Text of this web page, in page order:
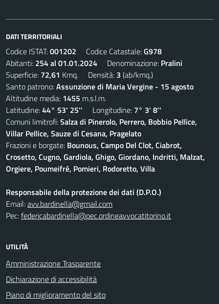
DATI TERRITORIALI
Codice ISTAT:001202 Codice Catastale:G978
Abitanti: 254 al 01.01.2024 Denominazione: Pralini
Superficie: 72,61 Kmq. Densità: 3 (ab/kmq.)
Santo patrono:Assunzione di Maria Vergine - 15 agosto
Altitudine media: 1455 m.s.l.m.
Latitudine:44° 53' 25'' Longitudine: 7° 3' 8''
Comuni limitrofi:Salza di Pinerolo, Perrero, Bobbio Pellice,
Villar Pellice, Sauze di Cesana, Pragelato
Frazioni e borgate: Bounous, Campo Del Clot, Ciabrot,
Crosetto, Cugno, Gardiola, Ghigo, Giordano, Indritti, Malzat,
Orgiere, Poumeifré, Pomieri, Rodoretto, Villa
Responsabile della protezione dei dati (D.P.O.)
Email:avv.bardinella@gmail.com
Pec:federicabardinella@pec.ordineavvocatitorino.it
UTILITÀ
Amministrazione Trasparente
Dichiarazione di accessibilità
Piano di miglioramento del sito